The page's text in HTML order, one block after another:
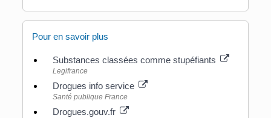
Pour en savoir plus
Substances classées comme stupéfiants
Legifrance
Drogues info service
Santé publique France
Drogues.gouv.fr